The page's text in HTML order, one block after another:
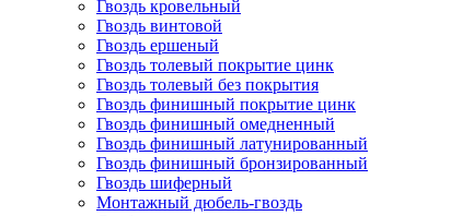
Гвоздь кровельный
Гвоздь винтовой
Гвоздь ершеный
Гвоздь толевый покрытие цинк
Гвоздь толевый без покрытия
Гвоздь финишный покрытие цинк
Гвоздь финишный омедненный
Гвоздь финишный латунированный
Гвоздь финишный бронзированный
Гвоздь шиферный
Монтажный дюбель-гвоздь